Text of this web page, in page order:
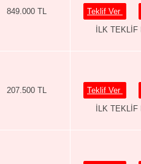
849.000 TL Teklif Ver
İLK
207.500 TL Teklif Ver
İLK